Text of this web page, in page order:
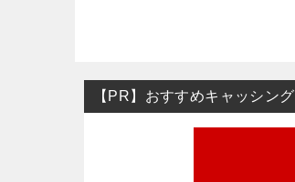
【PR】おすすめキャッシング